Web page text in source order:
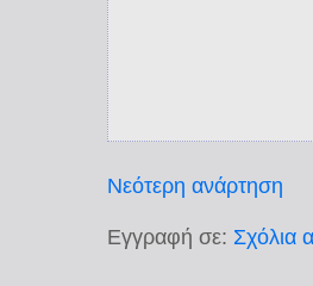
Νεότερη ανάρτηση
Εγγραφή σε: Σχόλια